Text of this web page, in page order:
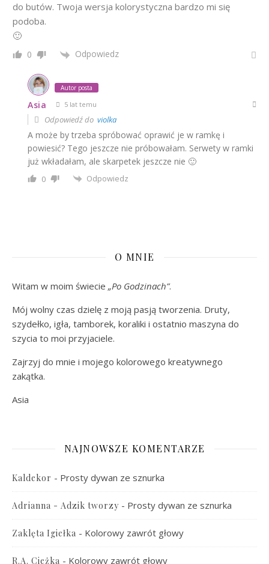
do butów. Twoja wersja kolorystyczna bardzo mi się
podoba.
🙂
0 Odpowiedz
Autor posta
Asia 5 lat temu
Odpowiedź do violka
A może by trzeba spróbować oprawić je w ramkę i
powiesić? Tego jeszcze nie próbowałam. Serwety w ramki
już wkładałam, ale skarpetek jeszcze nie 🙂
0 Odpowiedz
O MNIE
Witam w moim świecie „Po Godzinach”.
Mój wolny czas dzielę z moją pasją tworzenia. Druty,
szydełko, igła, tamborek, koraliki i ostatnio maszyna do
szycia to moi przyjaciele.
Zajrzyj do mnie i mojego kolorowego kreatywnego
zakątka.
Asia
NAJNOWSZE KOMENTARZE
Kaldekor - Prosty dywan ze sznurka
Adrianna - Adzik tworzy - Prosty dywan ze sznurka
Zaklęta Igiełka - Kolorowy zawrót głowy
R.A. Cieżka - Kolorowy zawrót głowy